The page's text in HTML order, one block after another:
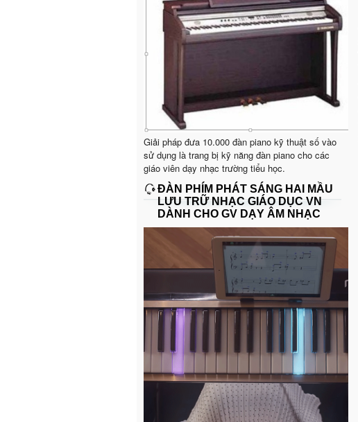
Giải pháp đưa 10.000 đàn piano kỹ thuật số vào
sử dụng là trang bị kỹ năng đàn piano cho các
giáo viên dạy nhạc trường tiểu học.
ĐÀN PHÍM PHÁT SÁNG HAI MẦU
LƯU TRỮ NHẠC GIÁO DỤC VN
DÀNH CHO GV DẠY ÂM NHẠC